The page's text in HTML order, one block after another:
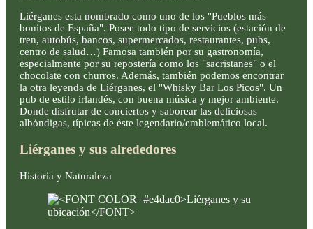
Liérganes esta nombrado como uno de los "Pueblos más
bonitos de España". Posee todo tipo de servicios (estación de
tren, autobús, bancos, supermercados, restaurantes, pubs,
centro de salud…) Famosa también por su gastronomía,
especialmente por su repostería como los "sacristanes" o el
chocolate con churros. Además, también podemos encontrar
la otra leyenda de Liérganes, el "Whisky Bar Los Picos". Un
pub de estilo irlandés, con buena música y mejor ambiente.
Donde disfrutar de conciertos y saborear las deliciosas
albóndigas, típicas de éste legendario/emblemático local.
Liérganes y sus alrededores
Historia y Naturaleza